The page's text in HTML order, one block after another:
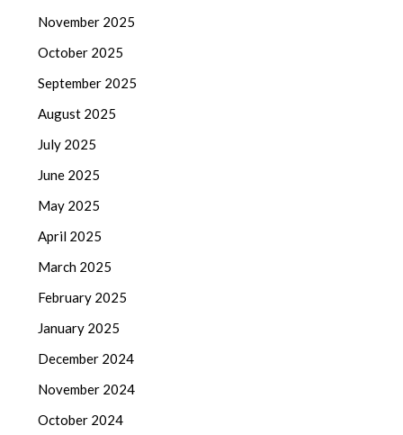
November 2025
October 2025
September 2025
August 2025
July 2025
June 2025
May 2025
April 2025
March 2025
February 2025
January 2025
December 2024
November 2024
October 2024